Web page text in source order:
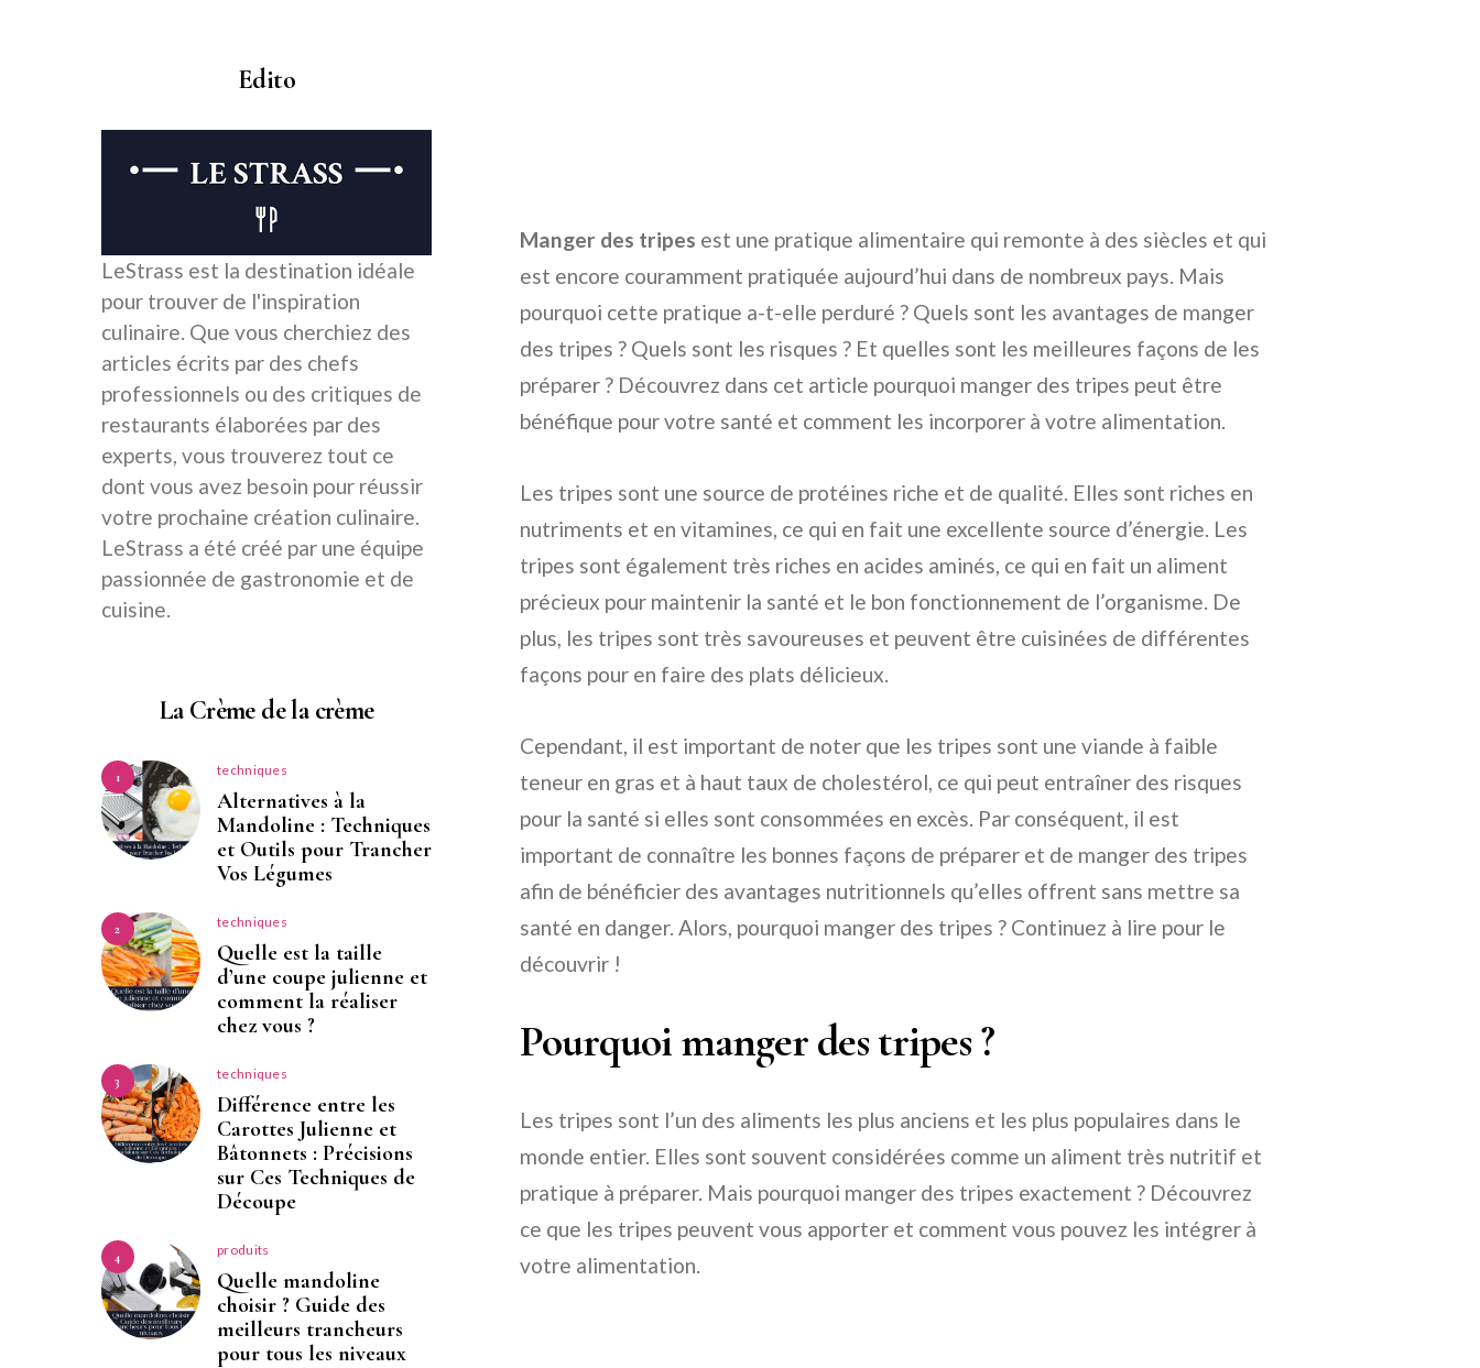
Manger des tripes est une pratique alimentaire qui remonte à des siècles et qui
est encore couramment pratiquée aujourd’hui dans de nombreux pays. Mais
pourquoi cette pratique a-t-elle perduré ? Quels sont les avantages de manger
des tripes ? Quels sont les risques ? Et quelles sont les meilleures façons de les
préparer ? Découvrez dans cet article pourquoi manger des tripes peut être
bénéfique pour votre santé et comment les incorporer à votre alimentation.
Les tripes sont une source de protéines riche et de qualité. Elles sont riches en
nutriments et en vitamines, ce qui en fait une excellente source d’énergie. Les
tripes sont également très riches en acides aminés, ce qui en fait un aliment
précieux pour maintenir la santé et le bon fonctionnement de l’organisme. De
plus, les tripes sont très savoureuses et peuvent être cuisinées de différentes
façons pour en faire des plats délicieux.
Cependant, il est important de noter que les tripes sont une viande à faible
teneur en gras et à haut taux de cholestérol, ce qui peut entraîner des risques
pour la santé si elles sont consommées en excès. Par conséquent, il est
important de connaître les bonnes façons de préparer et de manger des tripes
afin de bénéficier des avantages nutritionnels qu’elles offrent sans mettre sa
santé en danger. Alors, pourquoi manger des tripes ? Continuez à lire pour le
découvrir !
Pourquoi manger des tripes ?
Les tripes sont l’un des aliments les plus anciens et les plus populaires dans le
monde entier. Elles sont souvent considérées comme un aliment très nutritif et
pratique à préparer. Mais pourquoi manger des tripes exactement ? Découvrez
ce que les tripes peuvent vous apporter et comment vous pouvez les intégrer à
votre alimentation.
Edito
LeStrass est la destination idéale
pour trouver de l'inspiration
culinaire. Que vous cherchiez des
articles écrits par des chefs
professionnels ou des critiques de
restaurants élaborées par des
experts, vous trouverez tout ce
dont vous avez besoin pour réussir
votre prochaine création culinaire.
LeStrass a été créé par une équipe
passionnée de gastronomie et de
cuisine.
La Crème de la crème
1 techniques
Alternatives à la
Mandoline : Techniques
et Outils pour Trancher
Vos Légumes
2 techniques
Quelle est la taille
d’une coupe julienne et
comment la réaliser
chez vous ?
3 techniques
Différence entre les
Carottes Julienne et
Bâtonnets : Précisions
sur Ces Techniques de
Découpe
4 produits
Quelle mandoline
choisir ? Guide des
meilleurs trancheurs
pour tous les niveaux